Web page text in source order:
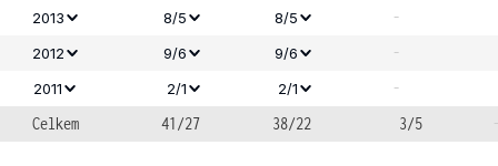
2013 8/5 8/5 -
2012 9/6 9/6 -
2011 2/1 2/1
-
Celkem
41/27 38/22 3/5